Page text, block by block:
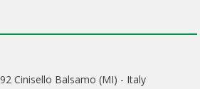
Cinisello Balsamo (MI) - Italy